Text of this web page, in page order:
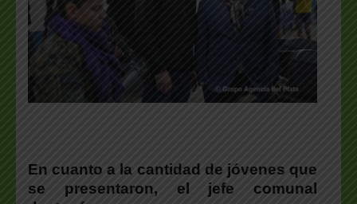
En cuanto a la cantidad de jóvenes que
se presentaron, el jefe comunal